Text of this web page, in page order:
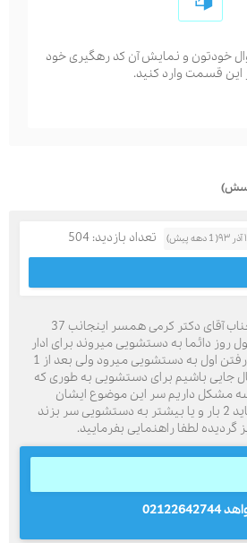
خودتون و نمایش آن کد رهگیری خود
این قسمت وارد کنید.
تعداد بازدید: 504
با سلام و خسته نباشید جناب آقای دکتر کرمی همسر اینجانب 37
روز دائما به دستشویی میروند برای ادار
به طوری که موقع بیرون رفتن اول به دستشویی میرود ولی بعد از 1
جایی باشیم برای دستشویی به طوری که
مشکل داریم سر این موضوع ایشان
شبها نیز تا صبح حداقل باید 2 بار و یا بیشتر به دستشویی سر بزند
گردیده لطفا راهنمایی بفرمایید.